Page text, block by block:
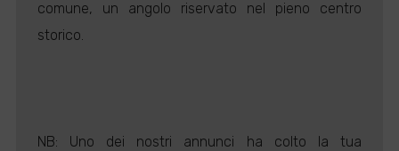
comune, un angolo riservato nel pieno centro
storico.
NB: Uno dei nostri annunci ha colto la tua